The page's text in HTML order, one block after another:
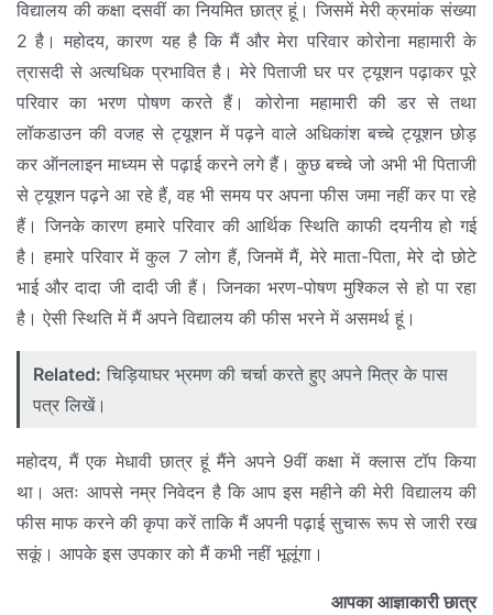
विद्यालय की कक्षा दसवीं का नियमित छात्र हूं। जिसमें मेरी क्रमांक संख्या
2 है। महोदय, कारण यह है कि मैं और मेरा परिवार कोरोना महामारी के
त्रासदी से अत्यधिक प्रभावित है। मेरे पिताजी घर पर ट्यूशन पढ़ाकर पूरे
परिवार का भरण पोषण करते हैं। कोरोना महामारी की डर से तथा
लॉकडाउन की वजह से ट्यूशन में पढ़ने वाले अधिकांश बच्चे ट्यूशन छोड़
कर ऑनलाइन माध्यम से पढ़ाई करने लगे हैं। कुछ बच्चे जो अभी भी पिताजी
से ट्यूशन पढ़ने आ रहे हैं, वह भी समय पर अपना फीस जमा नहीं कर पा रहे
हैं। जिनके कारण हमारे परिवार की आर्थिक स्थिति काफी दयनीय हो गई
है। हमारे परिवार में कुल 7 लोग हैं, जिनमें मैं, मेरे माता-पिता, मेरे दो छोटे
भाई और दादा जी दादी जी हैं। जिनका भरण-पोषण मुश्किल से हो पा रहा
है। ऐसी स्थिति में मैं अपने विद्यालय की फीस भरने में असमर्थ हूं।
Related: चिड़ियाघर भ्रमण की चर्चा करते हुए अपने मित्र के पास
पत्र लिखें।
महोदय, मैं एक मेधावी छात्र हूं मैंने अपने 9वीं कक्षा में क्लास टॉप किया
था। अतः आपसे नम्र निवेदन है कि आप इस महीने की मेरी विद्यालय की
फीस माफ करने की कृपा करें ताकि मैं अपनी पढ़ाई सुचारू रूप से जारी रख
सकूं। आपके इस उपकार को मैं कभी नहीं भूलूंगा।
आपका आज्ञाकारी छात्र